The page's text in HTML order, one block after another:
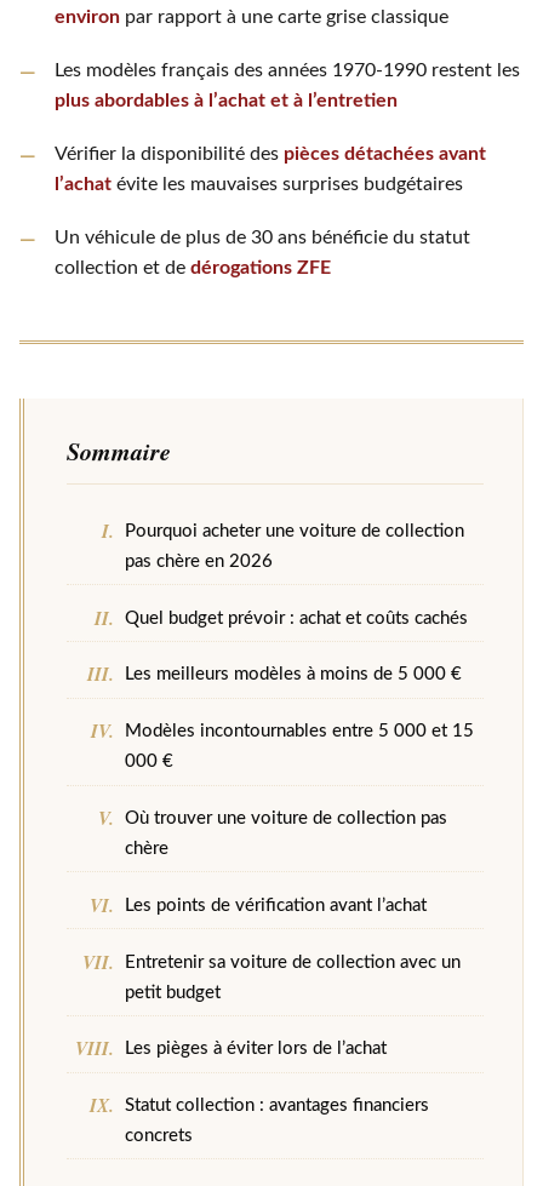
environpar rapport à une carte grise classique
Les modèles français des années 1970-1990 restent les
plus abordables à l’achat et à l’entretien
Vérifier la disponibilité des pièces détachées avant
l’achatévite les mauvaises surprises budgétaires
Un véhicule de plus de 30 ans bénéficie du statut
collection et de dérogations ZFE
Sommaire
Pourquoi acheter une voiture de collection
pas chère en 2026
Quel budget prévoir : achat et coûts cachés
Les meilleurs modèles à moins de 5 000 €
Modèles incontournables entre 5 000 et 15
000 €
Où trouver une voiture de collection pas
chère
Les points de vérification avant l’achat
Entretenir sa voiture de collection avec un
petit budget
Les pièges à éviter lors de l’achat
Statut collection : avantages financiers
concrets